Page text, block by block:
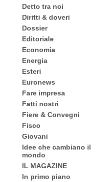
Detto tra noi
Diritti & doveri
Dossier
Editoriale
Economia
Energia
Esteri
Euronews
Fare impresa
Fatti nostri
Fiere & Convegni
Fisco
Giovani
Idee che cambiano il
mondo
IL MAGAZINE
In primo piano